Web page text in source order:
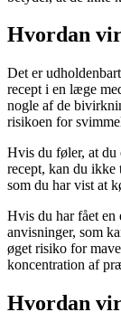
Hvordan
Det er
recept i en læge
nogle af de
risikoen for
Hvis du føler, at du
recept, kan du ikke
som du har vist at
Hvis du har fået en
anvisninger, som
øget risiko for
koncentration af
Hvordan